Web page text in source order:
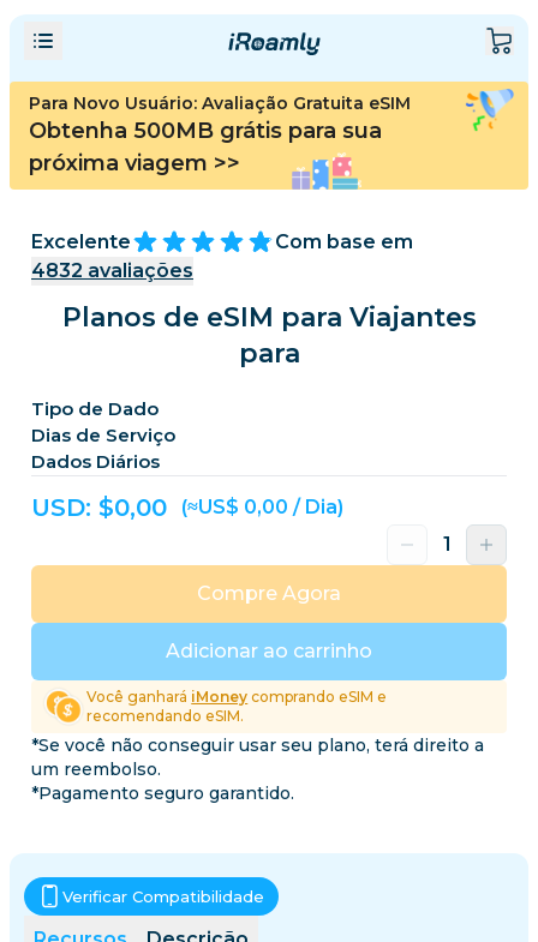
Para Novo Usuário: Avaliação Gratuita eSIM
Obtenha 500MB grátis para sua
próxima viagem >>
Excelente
Com base em
4832 avaliações
Planos de eSIM para Viajantes
para
Tipo de Dado
Dias de Serviço
Dados Diários
USD: $0,00 (≈US$ 0,00 / Dia)
Adicionar ao carrinho
Compre Agora
Você ganhará iMoney comprando eSIM e
recomendando eSIM.
*Se você não conseguir usar seu plano, terá direito a
um reembolso.
*Pagamento seguro garantido.
Verificar Compatibilidade